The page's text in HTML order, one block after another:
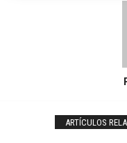
ARTÍCULOS